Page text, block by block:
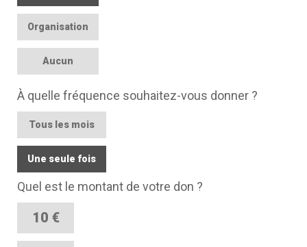
Organisation
Aucun
À quelle fréquence souhaitez-vous donner ?
Tous les mois
Une seule fois
Quel est le montant de votre don ?
10 €